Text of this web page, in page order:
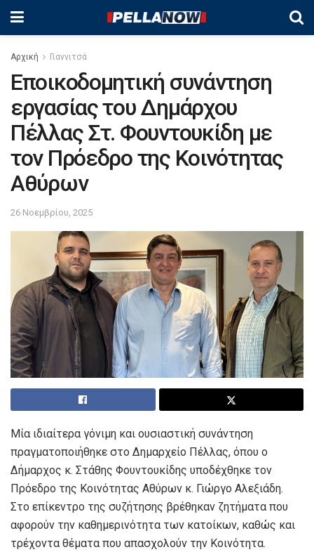
Αρχική Γιαννιτσά
Εποικοδομητική συνάντηση
εργασίας του Δημάρχου
Πέλλας Στ. Φουντουκίδη με
τον Πρόεδρο της Κοινότητας
Αθύρων
26 Νοεμβρίου, 2025
Μία ιδιαίτερα γόνιμη και ουσιαστική συνάντηση
πραγματοποιήθηκε στο Δημαρχείο Πέλλας, όπου ο
Δήμαρχος κ. Στάθης Φουντουκίδης υποδέχθηκε τον
Πρόεδρο της Κοινότητας Αθύρων κ. Γιώργο Αλεξιάδη.
Στο επίκεντρο της συζήτησης βρέθηκαν ζητήματα που
αφορούν την καθημερινότητα των κατοίκων, καθώς και
τρέχοντα θέματα που απασχολούν την Κοινότητα.